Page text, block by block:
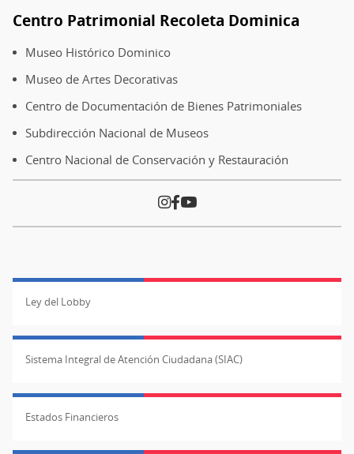
Centro Patrimonial Recoleta Dominica
Museo Histórico Dominico
Museo de Artes Decorativas
Centro de Documentación de Bienes Patrimoniales
Subdirección Nacional de Museos
Centro Nacional de Conservación y Restauración
Ley del Lobby
Sistema Integral de Atención Ciudadana (SIAC)
Estados Financieros